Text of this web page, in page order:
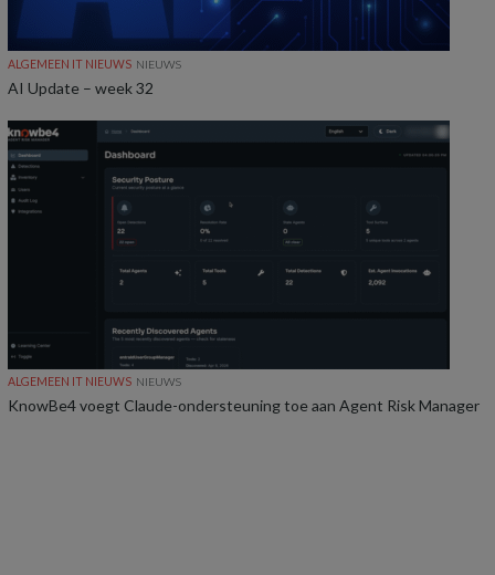
ALGEMEEN IT NIEUWS NIEUWS
AI Update – week 32
ALGEMEEN IT NIEUWS NIEUWS
KnowBe4 voegt Claude-ondersteuning toe aan Agent Risk Manager